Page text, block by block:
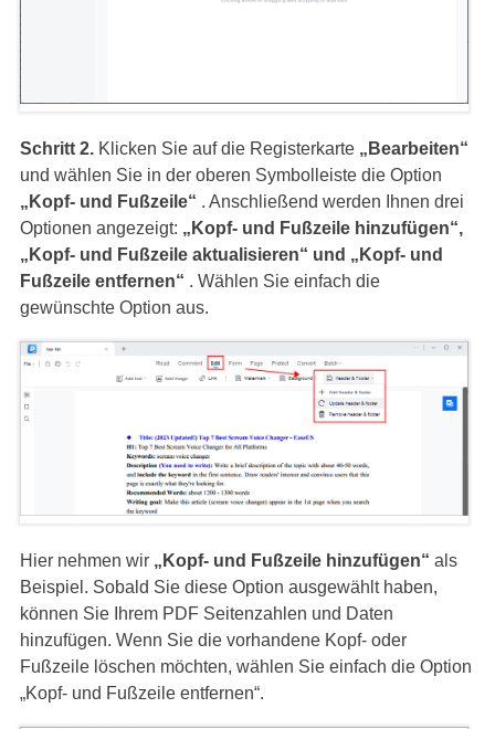
Schritt 2.Klicken Sie auf die Registerkarte „Bearbeiten“
und wählen Sie in der oberen Symbolleiste die Option
„Kopf- und Fußzeile“ . Anschließend werden Ihnen drei
Optionen angezeigt: „Kopf- und Fußzeile hinzufügen“,
„Kopf- und Fußzeile aktualisieren“ und „Kopf- und
Fußzeile entfernen“ . Wählen Sie einfach die
gewünschte Option aus.
Hier nehmen wir „Kopf- und Fußzeile hinzufügen“ als
Beispiel. Sobald Sie diese Option ausgewählt haben,
können Sie Ihrem PDF Seitenzahlen und Daten
hinzufügen. Wenn Sie die vorhandene Kopf- oder
Fußzeile löschen möchten, wählen Sie einfach die Option
„Kopf- und Fußzeile entfernen“.